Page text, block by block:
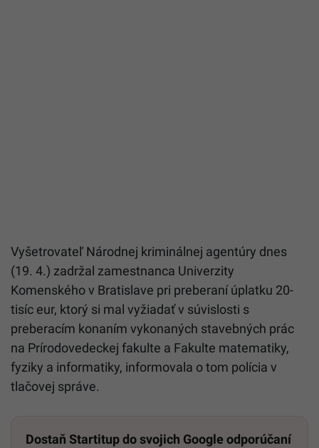
Vyšetrovateľ Národnej kriminálnej agentúry dnes
(19. 4.) zadržal zamestnanca Univerzity
Komenského v Bratislave pri preberaní úplatku 20-
tisíc eur, ktorý si mal vyžiadať v súvislosti s
preberacím konaním vykonaných stavebných prác
na Prírodovedeckej fakulte a Fakulte matematiky,
fyziky a informatiky, informovala o tom polícia v
tlačovej správe.
Dostaň Startitup do svojich Google odporúčaní